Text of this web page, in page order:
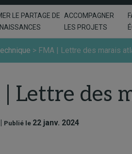
LE PARTAGE DE
ACCOMPAGNER
LES PROJETS
> FMA | Lettre des marais
Lettre des
Publié le 22 janv. 2024